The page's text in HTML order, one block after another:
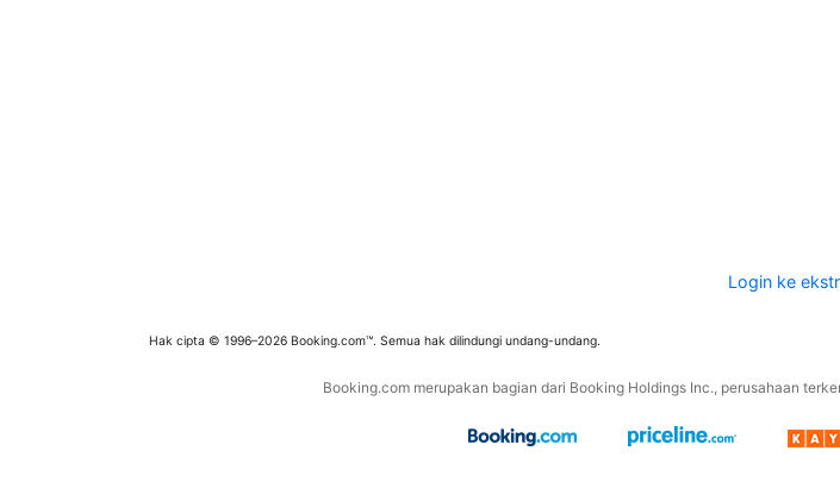
Login ke
Hak cipta © 1996–2026 Booking.com™. Semua hak dilindungi undang-undang.
Booking.com merupakan bagian dari Booking Holdings Inc., perusahaan